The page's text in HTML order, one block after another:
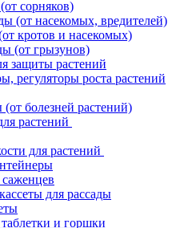
сорняков)
(от насекомых, вредителей)
кротов и насекомых)
(от грызунов)
защиты растений
регуляторы роста растений
болезней растений)
растений
для растений
для рассады
и горшки